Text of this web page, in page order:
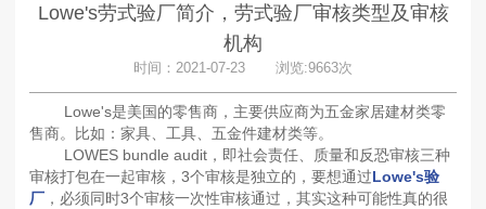
Lowe's劳式验厂简介，劳式验厂审核类型及审核
机构
时间：2021-07-23 浏览:9663次
Lowe's是美国的零售商，主要供应商为五金家居建材类零
售商。比如：家具、工具、五金件建材类等。
LOWES bundle audit，即社会责任、质量和反恐审核三种
审核打包在一起审核，3个审核是独立的，要想通过Lowe's验
厂 ，必须同时3个审核一次性审核通过，其实这种可能性真的很